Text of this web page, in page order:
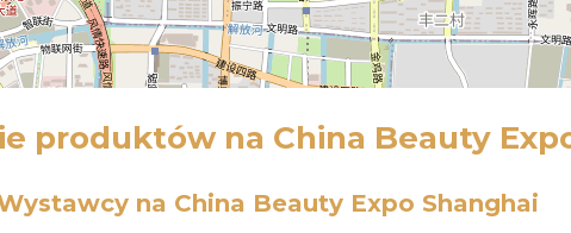
produktów na China Beauty
na China Beauty Expo Shanghai